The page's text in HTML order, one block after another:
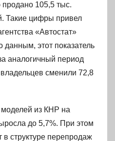
105,5 тыс.
Такие цифры привел
«Автостат»
этот показатель
аналогичный период
сменили 72,8
из КНР на
до 5,7%. При этом
структуре перепродаж